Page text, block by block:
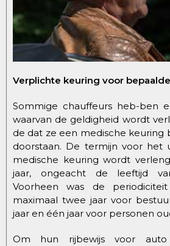
Verplichte keuring voor
Sommige chauffeurs heb-ben
waarvan de geldigheid wordt
de dat ze een medische keuring
doorstaan. De termijn voor het
medische keuring wordt
jaar, ongeacht de leeftijd
Voorheen was de
maximaal twee jaar voor
jaar en één jaar voor personen
Om hun rijbewijs voor